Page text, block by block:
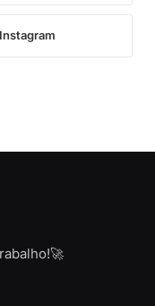
Instagram